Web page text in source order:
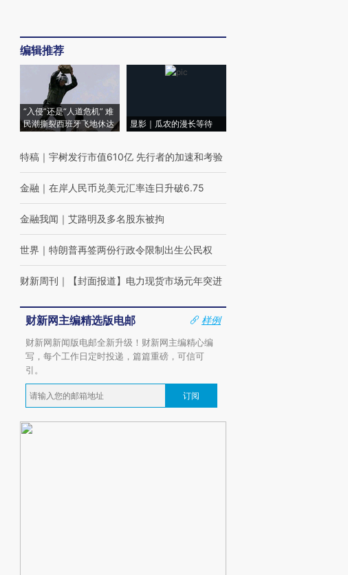
编辑推荐
“入侵”还是“人道危机” 难
民潮撕裂西班牙飞地休达
显影｜瓜农的漫长等待
特稿 ｜ 宇树发行市值610亿 先行者的加速和考验
金融 ｜ 在岸人民币兑美元汇率连日升破6.75
金融我闻 ｜ 艾路明及多名股东被拘
世界 ｜ 特朗普再签两份行政令限制出生公民权
财新周刊 ｜ 【封面报道】电力现货市场元年突进
财新网主编精选版电邮
样例
财新网新闻版电邮全新升级！财新网主编精心编
写，每个工作日定时投递，篇篇重磅，可信可
引。
订阅